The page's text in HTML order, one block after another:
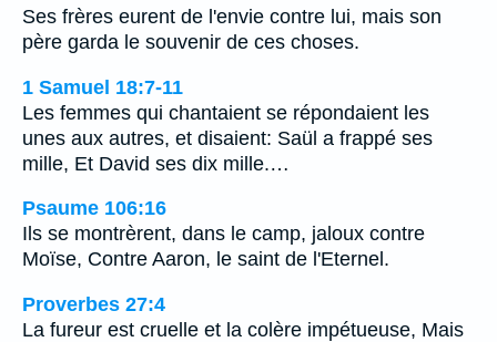
Ses frères eurent de l'envie contre lui, mais son
père garda le souvenir de ces choses.
1 Samuel 18:7-11
Les femmes qui chantaient se répondaient les
unes aux autres, et disaient: Saül a frappé ses
mille, Et David ses dix mille.…
Psaume 106:16
Ils se montrèrent, dans le camp, jaloux contre
Moïse, Contre Aaron, le saint de l'Eternel.
Proverbes 27:4
La fureur est cruelle et la colère impétueuse, Mais